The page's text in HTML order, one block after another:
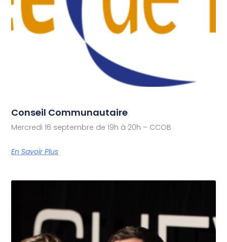
Conseil Communautaire
Mercredi 16 septembre de 19h à 20h – CCOB
En Savoir Plus